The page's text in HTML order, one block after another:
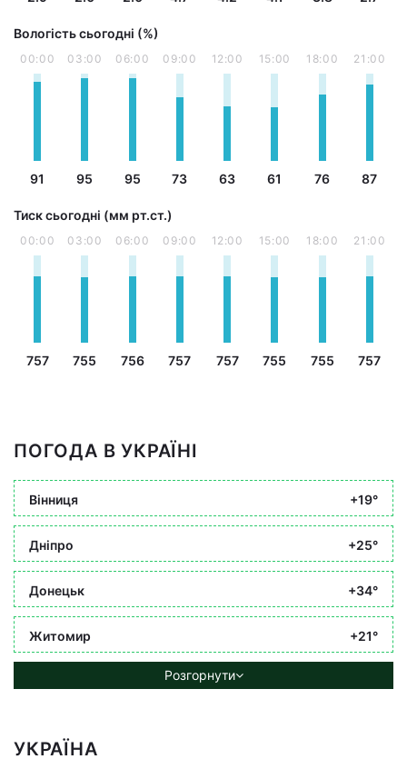
Вологість сьогодні (%)
00:00
91
03:00
95
06:00
95
09:00
73
12:00
63
15:00
61
18:00
76
21:00
87
Тиск сьогодні (мм рт.ст.)
00:00
757
03:00
755
06:00
756
09:00
757
12:00
757
15:00
755
18:00
755
21:00
757
ПОГОДА В УКРАЇНІ
Вінниця +19°
Дніпро +25°
Донецьк +34°
Житомир +21°
Розгорнути
УКРАЇНА